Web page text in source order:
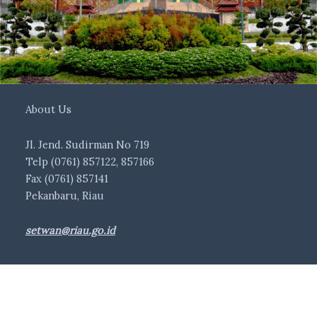
About Us
Jl. Jend. Sudirman No 719
Telp (0761) 857122, 857166
Fax (0761) 857141
Pekanbaru, Riau
setwan@riau.go.id